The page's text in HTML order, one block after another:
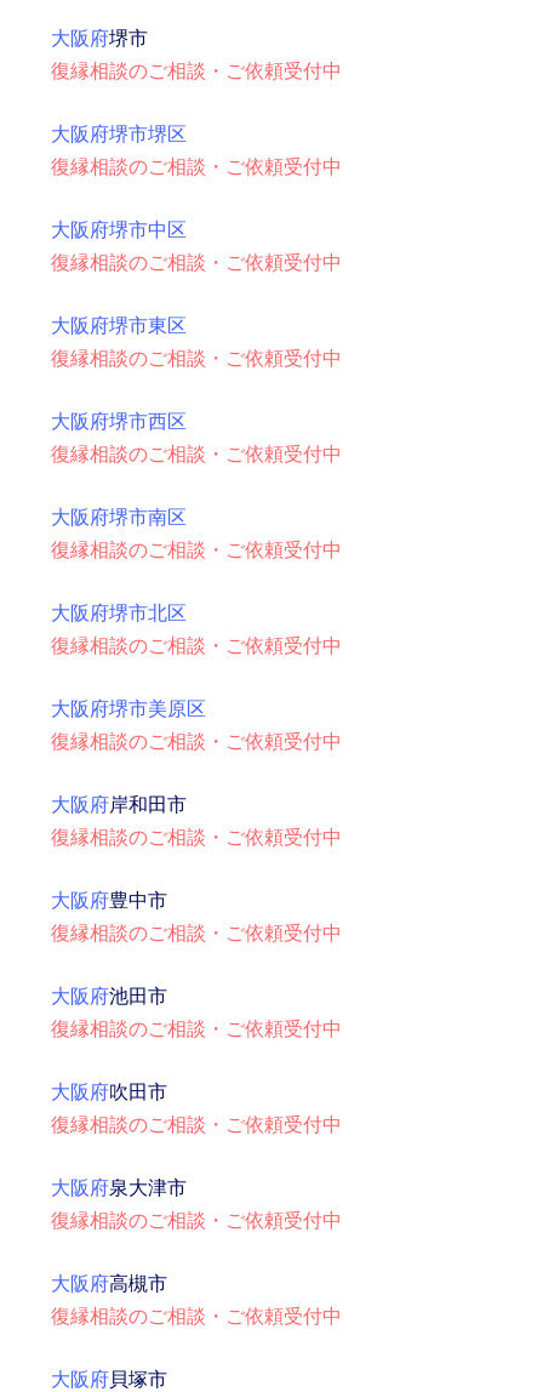
大阪府堺市
復縁相談のご相談・ご依頼受付中
大阪府堺市堺区
復縁相談のご相談・ご依頼受付中
大阪府堺市中区
復縁相談のご相談・ご依頼受付中
大阪府堺市東区
復縁相談のご相談・ご依頼受付中
大阪府堺市西区
復縁相談のご相談・ご依頼受付中
大阪府堺市南区
復縁相談のご相談・ご依頼受付中
大阪府堺市北区
復縁相談のご相談・ご依頼受付中
大阪府堺市美原区
復縁相談のご相談・ご依頼受付中
大阪府岸和田市
復縁相談のご相談・ご依頼受付中
大阪府豊中市
復縁相談のご相談・ご依頼受付中
大阪府池田市
復縁相談のご相談・ご依頼受付中
大阪府吹田市
復縁相談のご相談・ご依頼受付中
大阪府泉大津市
復縁相談のご相談・ご依頼受付中
大阪府高槻市
復縁相談のご相談・ご依頼受付中
大阪府貝塚市